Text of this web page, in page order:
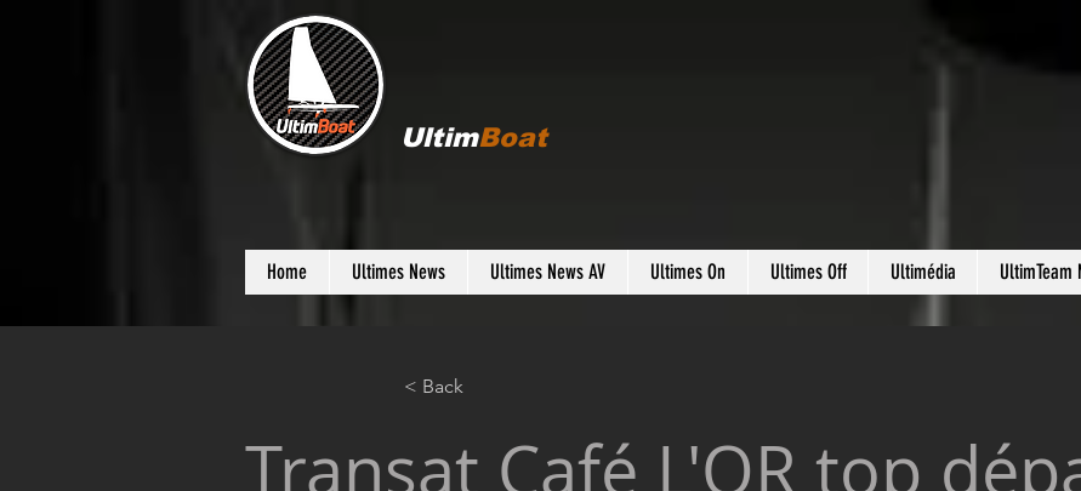
UltimBoat
Home Ultimes News Ultimes News AV Ultimes On Ultimes Off Ultimédia UltimTeam
< Back
Transat Café L'OR top